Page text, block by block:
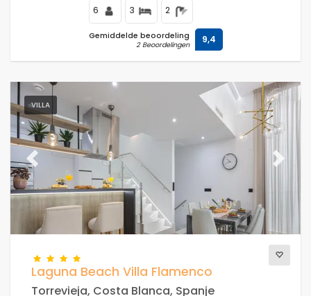
6 3 2
Gemiddelde beoordeling
2 Beoordelingen 9,4
VILLA
Previous Next
Laguna Beach Villa Flamenco
Torrevieja, Costa Blanca, Spanje